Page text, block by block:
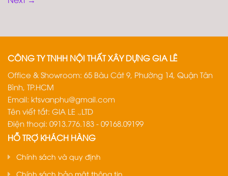
CÔNG TY TNHH NỘI THẤT XÂY DỰNG GIA LÊ
Office & Showroom: 65 Bàu Cát 9, Phường 14, Quận Tân
Bình, TP.HCM
Email: ktsvanphu@gmail.com
Tên viết tắt: GIA LE .,LTD
Điện thoại: 0913.776.183 - 09168.09199
HỖ TRỢ KHÁCH HÀNG
Chính sách và quy định
Chính sách bảo mật thông tin